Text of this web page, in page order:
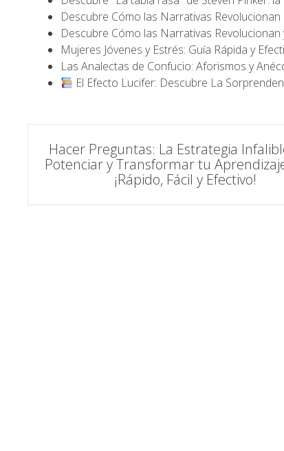
Descubre Cómo las Narrativas
Descubre Cómo las Narrativas Revolucionan
Mujeres Jóvenes y Estrés: Guía Rápida y
Las Analectas de Confucio: Aforismos y
El Efecto Lucifer: Descubre La
Navegación
de
entradas
Hacer Preguntas: La Estrategia
Potenciar y Transformar tu
¡Rápido, Fácil y Efectivo!